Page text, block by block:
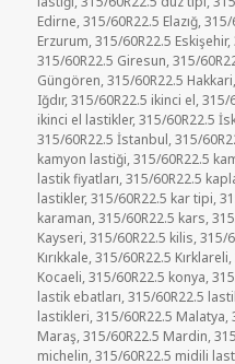
Edirne ,315/60R22.5 Elazığ ,315/
Erzurum ,315/60R22.5 Eskişehir,
315/60R22.5 Giresun ,315/
Güngören ,315/60R22.5 Hakkari
Iğdır,315/60R22.5 ikinci el ,315/
ikinci el lastikler,315/60R22.5
315/60R22.5 İstanbul ,315/
kamyon lastiği ,315/60R22.5
lastik fiyatları ,315/60R22.5
lastikler,315/60R22.5 kar tipi ,
karaman ,315/60R22.5 kars ,
Kayseri ,315/60R22.5 kilis ,315/
Kırıkkale ,315/60R22.5 Kırklareli
Kocaeli ,315/60R22.5 konya ,
lastik ebatları ,315/60R22.5
lastikleri ,315/60R22.5 Malatya ,
Maraş ,315/60R22.5 Mardin ,
michelin ,315/60R22.5 midili